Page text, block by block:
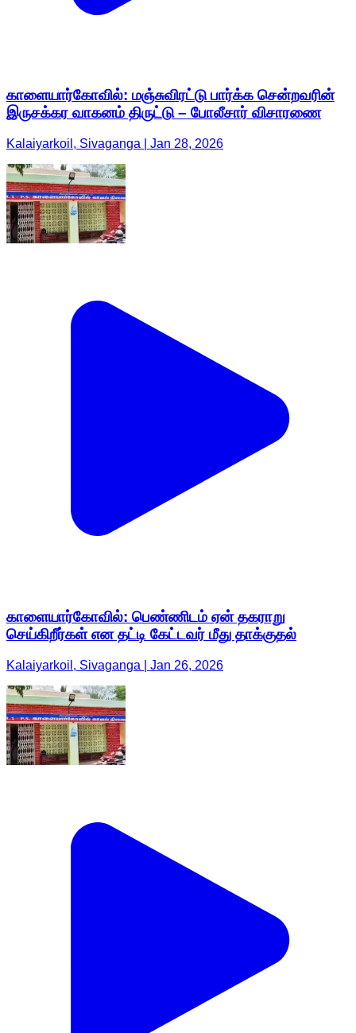
காளையார்கோவில்: மஞ்சுவிரட்டு பார்க்க சென்றவரின்
இருசக்கர வாகனம் திருட்டு – போலீசார் விசாரணை
Kalaiyarkoil, Sivaganga | Jan 28, 2026
காளையார்கோவில்: பெண்ணிடம் ஏன் தகராறு
செய்கிறீர்கள் என தட்டி கேட்டவர் மீது தாக்குதல்
Kalaiyarkoil, Sivaganga | Jan 26, 2026